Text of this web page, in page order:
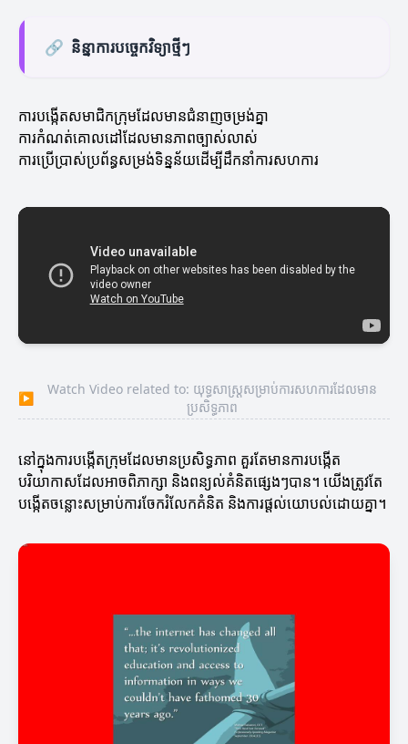
🔗 និន្នាការបច្ចេកវិទ្យា​ថ្មីៗ
ការបង្កើតសមាជិកក្រុមដែលមានជំនាញចម្រង់គ្នា
ការកំណត់គោលដៅដែលមានភាពច្បាស់លាស់
ការប្រើប្រាស់ប្រព័ន្ធសម្រង់ទិន្នន័យដើម្បីដឹកនាំការសហការ
▶
Watch Video related to: យុទ្ធសាស្ត្រសម្រាប់ការសហការដែលមាន
ប្រសិទ្ធភាព
នៅក្នុងការបង្កើតក្រុមដែលមានប្រសិទ្ធភាព គួរតែមានការបង្កើត
បរិយាកាសដែលអាចពិភាក្សា និងពន្យល់គំនិតផ្សេងៗបាន។ យើងត្រូវតែ
បង្កើតចន្លោះសម្រាប់ការចែករំលែកគំនិត និងការផ្តល់យោបល់ដោយគ្នា។